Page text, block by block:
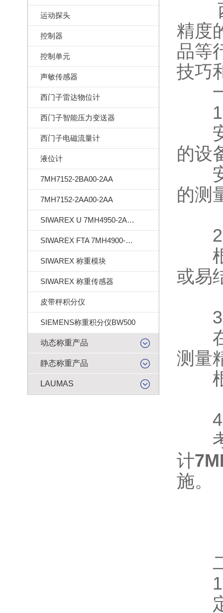
运动探头
控制器
控制单元
声敏传感器
西门子雷达物位计
西门子智能压力变送器
西门子电磁流量计
液位计
7MH7152-2BA00-2AA
7MH7152-2AA00-2AA
SIWAREX U 7MH4950-2AA01
SIWAREX FTA 7MH4900-2AA01
SIWAREX 称重模块
SIWAREX 称重传感器
皮带秤积分仪
SIEMENS称重积分仪BW500
动态称重产品
静态称重产品
LAUMAS
西
精度
品等
技巧
一
1
安
的设
安
的测
2
根
或易
3
在
测量
根
4
考
计
施。
二
1
定